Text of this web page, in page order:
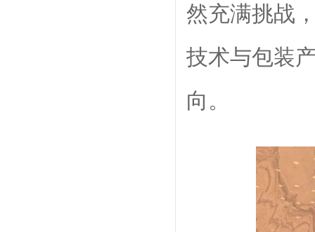
然充满挑战
技术与包装
向。